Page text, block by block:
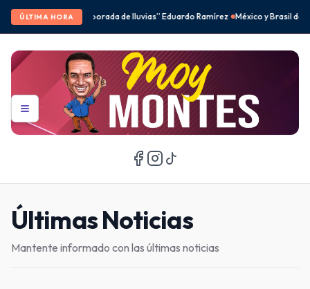
ÚLTIMA HORA
Eduardo Ramírez México y Brasil desbancan a Corea del Sur en el
Últimas Noticias
Mantente informado con las últimas noticias